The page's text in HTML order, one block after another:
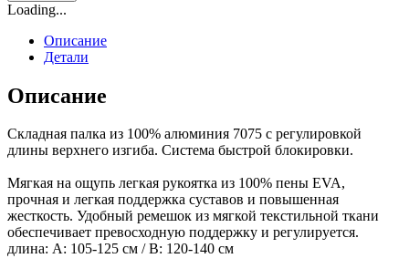
Loading...
Описание
Детали
Описание
Складная палка из 100% алюминия 7075 с регулировкой
длины верхнего изгиба. Система быстрой блокировки.
Мягкая на ощупь легкая рукоятка из 100% пены EVA,
прочная и легкая поддержка суставов и повышенная
жесткость. Удобный ремешок из мягкой текстильной ткани
обеспечивает превосходную поддержку и регулируется.
длина: A: 105-125 см / B: 120-140 см